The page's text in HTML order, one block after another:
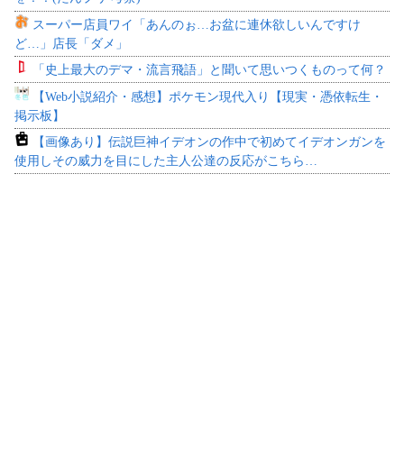
スーパー店員ワイ「あんのぉ…お盆に連休欲しいんですけ
ど…」店長「ダメ」
「史上最大のデマ・流言飛語」と聞いて思いつくものって何？
【Web小説紹介・感想】ポケモン現代入り【現実・憑依転生・
掲示板】
【画像あり】伝説巨神イデオンの作中で初めてイデオンガンを
使用しその威力を目にした主人公達の反応がこちら…